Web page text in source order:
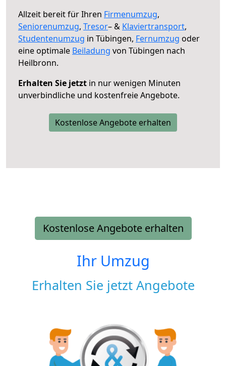
Allzeit bereit für Ihren Firmenumzug,
Seniorenumzug, Tresor– & Klaviertransport,
Studentenumzug in Tübingen, Fernumzug oder
eine optimale Beiladung von Tübingen nach
Heilbronn.
Erhalten Sie jetzt in nur wenigen Minuten
unverbindliche und kostenfreie Angebote.
Kostenlose Angebote erhalten
Kostenlose Angebote erhalten
Ihr Umzug
Erhalten Sie jetzt Angebote